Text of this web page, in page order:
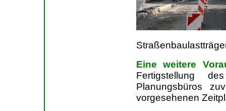
Eine weitere
Fertigstellung
Planungsbüros
vorgesehenen